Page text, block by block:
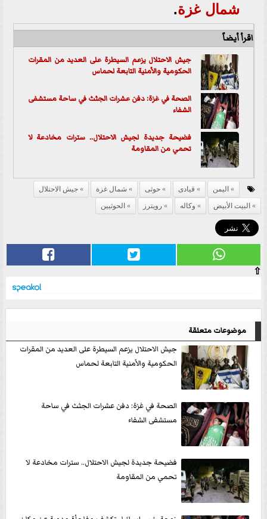
شمال غزة.
اقرأ أيضاً
جيش الاحتلال يزعم السيطرة على العديد من المقرات
الحكومية والأمنية التابعة لحماس
الصحة في غزة: دفن عشرات الجثث في ساحة مستشفى
الشفاء
فضيحة جديدة لجيش الاحتلال.. سترات مخادعة لا
تحمي من المقاومة
اليمن قيادى حوثى شمال غزة
جيش الاحتلال
البيت الأبيض
وكاله رويترز الحوثيين
⇧
موضوعات متعلقة
جيش الاحتلال يزعم السيطرة على العديد من المقرات
الحكومية والأمنية التابعة لحماس
الصحة في غزة: دفن عشرات الجثث في ساحة
مستشفى الشفاء
فضيحة جديدة لجيش الاحتلال.. سترات مخادعة لا
تحمي من المقاومة